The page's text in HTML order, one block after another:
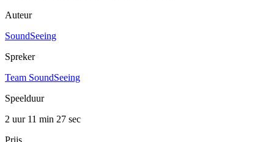
Auteur
SoundSeeing
Spreker
Team SoundSeeing
Speelduur
2 uur 11 min 27 sec
Prijs